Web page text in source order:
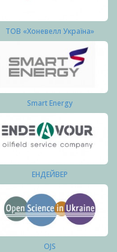
ТОВ «Хоневелл Україна»
Smart Energy
ЕНДЕЙВЕР
OJS